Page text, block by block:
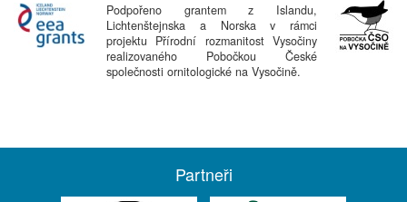
Podpořeno grantem z Islandu,
Lichtenštejnska a Norska v rámci
projektu Přírodní rozmanitost Vysočiny
realizovaného Pobočkou České
společnosti ornitologické na Vysočině.
Partneři